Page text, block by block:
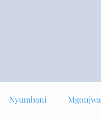
Nyumbani Mgonjwa